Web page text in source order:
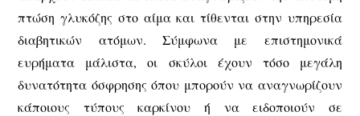
πτώση γλυκόζης στο αίμα και τίθενται στην υπηρεσία
διαβητικών ατόμων. Σύμφωνα με επιστημονικά
ευρήματα μάλιστα, οι σκύλοι έχουν τόσο μεγάλη
δυνατότητα όσφρησης όπου μπορούν να αναγνωρίζουν
κάποιους τύπους καρκίνου ή να ειδοποιούν σε